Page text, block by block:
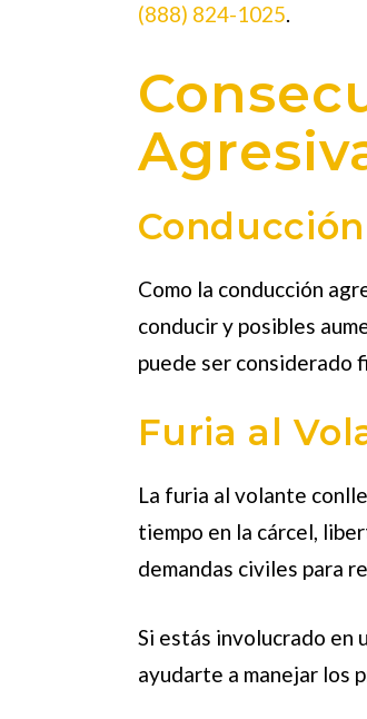
(888) 824-1025.
Como la conducción
conducir y posibles
puede ser considerado
Furia al
La furia al volante
tiempo en la cárcel,
demandas civiles para
Si estás involucrado en
ayudarte a manejar los